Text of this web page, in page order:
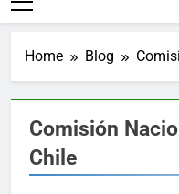
Home Blog
Comisión
Chile